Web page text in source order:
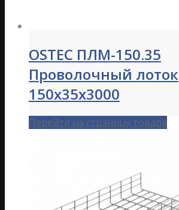
OSTEC ПЛМ-150.35
Проволочный лоток
150х35х3000
Перейти на страницу товара